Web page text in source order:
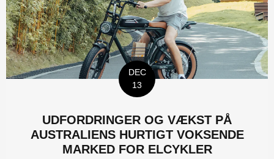
DEC
13
UDFORDRINGER OG VÆKST PÅ
AUSTRALIENS HURTIGT VOKSENDE
MARKED FOR ELCYKLER